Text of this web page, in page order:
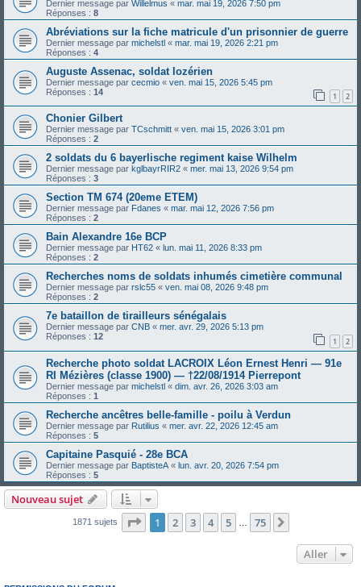
Dernier message par Willelmus « mar. mai 19, 2026 7:50 pm
Réponses : 8
Abréviations sur la fiche matricule d'un prisonnier de guerre
Dernier message par michelstl « mar. mai 19, 2026 2:21 pm
Réponses : 4
Auguste Assenac, soldat lozérien
Dernier message par cecmio « ven. mai 15, 2026 5:45 pm
Réponses : 14 1 2
Chonier Gilbert
Dernier message par TCschmitt « ven. mai 15, 2026 3:01 pm
Réponses : 2
2 soldats du 6 bayerlische regiment kaise Wilhelm
Dernier message par kglbayrRIR2 « mer. mai 13, 2026 9:54 pm
Réponses : 3
Section TM 674 (20eme ETEM)
Dernier message par Fdanes « mar. mai 12, 2026 7:56 pm
Réponses : 2
Bain Alexandre 16e BCP
Dernier message par HT62 « lun. mai 11, 2026 8:33 pm
Réponses : 2
Recherches noms de soldats inhumés cimetière communal
Dernier message par rslc55 « ven. mai 08, 2026 9:48 pm
Réponses : 2
7e bataillon de tirailleurs sénégalais
Dernier message par CNB « mer. avr. 29, 2026 5:13 pm
Réponses : 12 1 2
Recherche photo soldat LACROIX Léon Ernest Henri — 91e
RI Mézières (classe 1900) — †22/08/1914 Pierrepont
Dernier message par michelstl « dim. avr. 26, 2026 3:03 am
Réponses : 1
Recherche ancêtres belle-famille - poilu à Verdun
Dernier message par Rutilius « mer. avr. 22, 2026 12:45 am
Réponses : 5
Capitaine Pasquié - 28e BCA
Dernier message par BaptisteA « lun. avr. 20, 2026 7:54 pm
Réponses : 5
Nouveau sujet
1871 sujets Page 1sur75
1 2 3 4 5 75
Aller